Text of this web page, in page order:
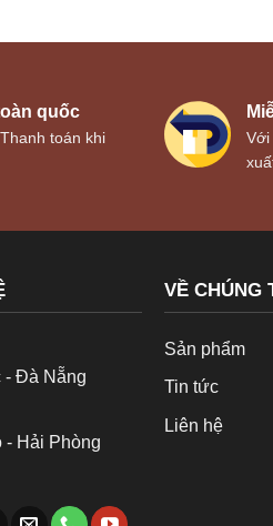
quốc
toán khi
Với
- Đà Nẵng
- Hải Phòng
VỀ CHÚNG
Sản phẩm
Tin tức
Liên hệ